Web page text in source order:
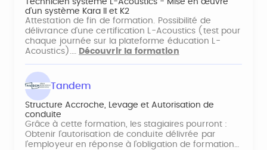
Technicien système L-Acoustics - Mise en œuvre
d’un système Kara II et K2
Attestation de fin de formation. Possibilité de
délivrance d'une certification L-Acoustics (test pour
chaque journée sur la plateforme éducation L-
Acoustics).… Découvrir la formation
Tandem
Structure Accroche, Levage et Autorisation de
conduite
Grâce à cette formation, les stagiaires pourront :
Obtenir l’autorisation de conduite délivrée par
l’employeur en réponse à l’obligation de formation…